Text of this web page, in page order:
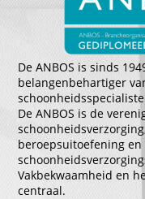
De ANBOS is sinds
belangenbehartiger
De ANBOS is de
beroepsuitoefening
Vakbekwaamheid en
centraal.